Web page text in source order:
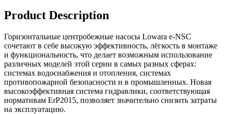
Product Description
Горизонтальные центробежные насосы Lowara e-NSC
сочетают в себе высокую эффективность, лёгкость в монтаже
и функциональность, что делает возможным использование
различных моделей этой серии в самых разных сферах:
системах водоснабжения и отопления, системах
противопожарной безопасности и в промышленных. Новая
высокоэффективная система гидравлики, соответствующая
нормативам ErP2015, позволяет значительно снизить затраты
на эксплуатацию.